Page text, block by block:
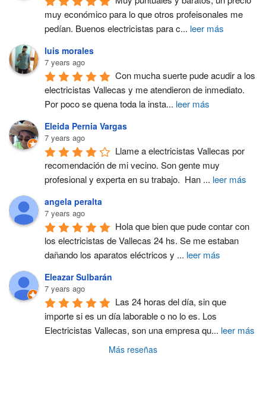
muy económico para lo que otros profeisonales me
pedían. Buenos electricistas para c... leer más
luis morales
7 years ago
Con mucha suerte pude acudir a los
electricistas Vallecas y me atendieron de inmediato.
Por poco se quena toda la insta... leer más
Eleida Pernia Vargas
7 years ago
Llame a electricistas Vallecas por
recomendación de mi vecino. Son gente muy
profesional y experta en su trabajo.  Han ... leer más
angela peralta
7 years ago
Hola que bien que pude contar con
los electricistas de Vallecas 24 hs. Se me estaban
dañando los aparatos eléctricos y ... leer más
Eleazar Sulbarán
7 years ago
Las 24 horas del día, sin que
importe si es un día laborable o no lo es. Los
Electricistas Vallecas, son una empresa qu... leer más
Más reseñas